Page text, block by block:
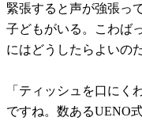
緊張すると声が強張っ
子どもがいる。こわば
にはどうしたらよいの
「ティッシュを口にく
ですね。数あるUENO